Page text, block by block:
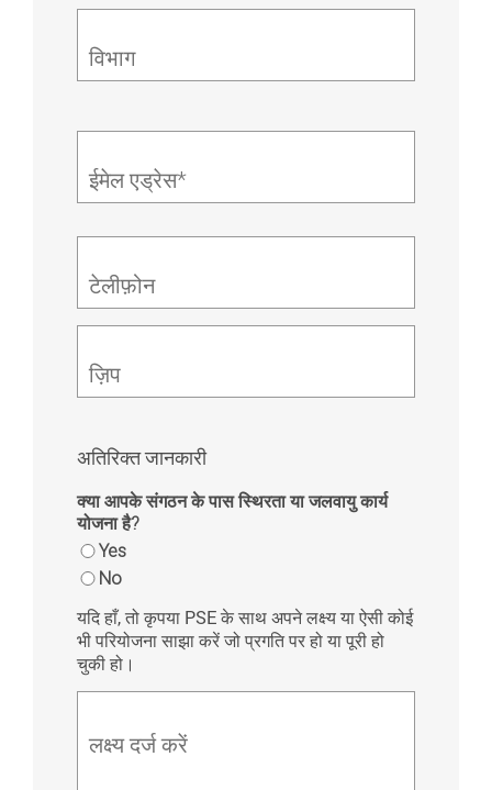
विभाग
ईमेल एड्रेस*
टेलीफ़ोन
ज़िप
अतिरिक्त जानकारी
क्या आपके संगठन के पास स्थिरता या जलवायु कार्य
योजना है?
Yes
No
यदि हाँ, तो कृपया PSE के साथ अपने लक्ष्य या ऐसी कोई
भी परियोजना साझा करें जो प्रगति पर हो या पूरी हो
चुकी हो।
लक्ष्य दर्ज करें